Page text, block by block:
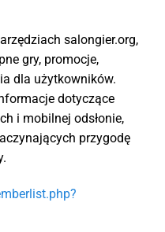
salongier.org,
gry, promocje,
dla użytkowników.
dotyczące
i mobilnej odsłonie,
przygodę